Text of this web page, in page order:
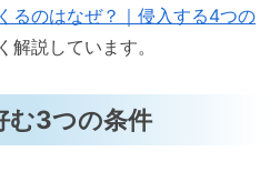
るのはなぜ？｜侵入する4つの
解説しています。
む3つの条件